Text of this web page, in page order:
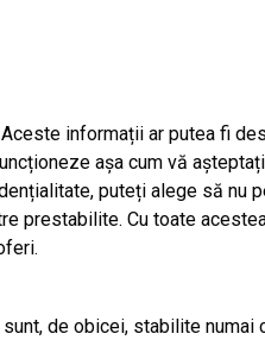
informații ar putea fi
așa cum vă
puteți alege să nu
prestabilite. Cu toate
de obicei, stabilite numai